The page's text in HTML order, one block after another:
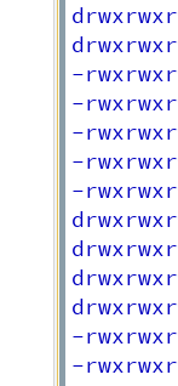
-
-
-
-
-
-
-